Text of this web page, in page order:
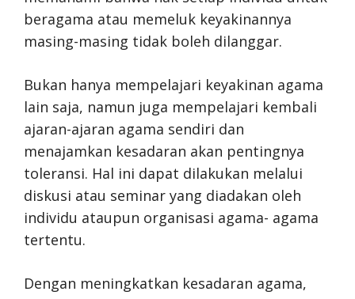
beragama atau memeluk keyakinannya
masing-masing tidak boleh dilanggar.
Bukan hanya mempelajari keyakinan agama
lain saja, namun juga mempelajari kembali
ajaran-ajaran agama sendiri dan
menajamkan kesadaran akan pentingnya
toleransi. Hal ini dapat dilakukan melalui
diskusi atau seminar yang diadakan oleh
individu ataupun organisasi agama- agama
tertentu.
Dengan meningkatkan kesadaran agama,